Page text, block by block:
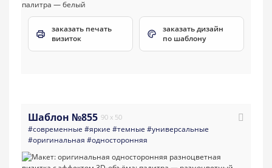
заказать печать
визиток
заказать дизайн
по шаблону
Шаблон №855 90 x 50
#современные #яркие #темные #универсальные
#оригинальная #односторонняя